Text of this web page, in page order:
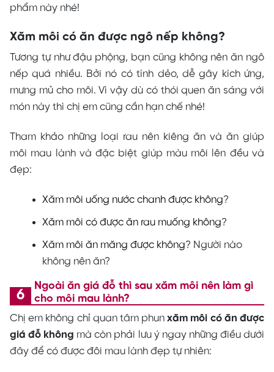
phẩm này nhé!
Xăm môi có ăn được ngô nếp không?
Tương tự như đậu phộng, bạn cũng không nên ăn ngô
nếp quá nhiều. Bởi nó có tính dẻo, dễ gây kích ứng,
mưng mủ cho môi. Vì vậy dù có thói quen ăn sáng với
món này thì chị em cũng cần hạn chế nhé!
Tham khảo những loại rau nên kiêng ăn và ăn giúp
môi mau lành và đặc biệt giúp màu môi lên đều và
đẹp:
Xăm môi uống nước chanh được không?
Xăm môi có được ăn rau muống không?
Xăm môi ăn măng được không? Người nào
không nên ăn?
Ngoài ăn giá đỗ thì sau xăm môi nên làm gì
cho môi mau lành?
Chị em không chỉ quan tâm phun xăm môi có ăn được
giá đỗ không mà còn phải lưu ý ngay những điều dưới
đây để có được đôi mau lành đẹp tự nhiên: